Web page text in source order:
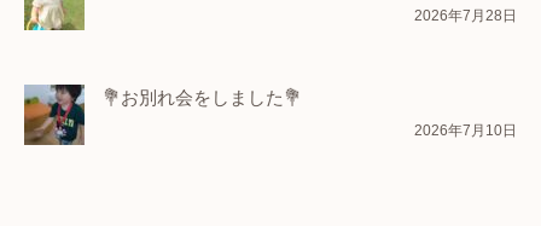
2026年7月28日
💐お別れ会をしました💐
2026年7月10日